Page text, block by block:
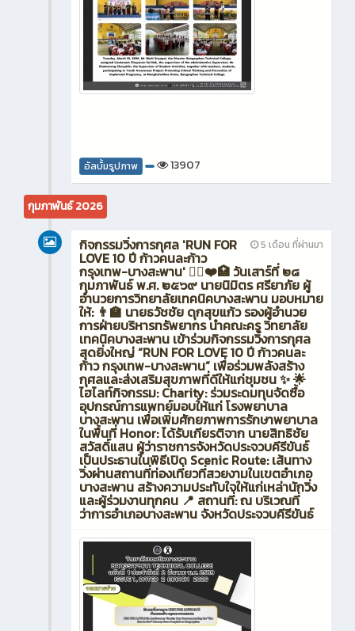
อัลบั้มรูปภาพ 13907
กุมภาพันธ์ 2026
5 เดือน ที่ผ่านมา
กิจกรรมวิ่งการกุศล 'RUN FOR
LOVE 10 ปี ก้าวคนละก้าว
กรุงเทพ-บางสะพาน' 🏃‍♂️❤️🏥 วันเสาร์ที่ ๒๘
กุมภาพันธ์ พ.ศ. ๒๕๖๙ นายนิมิตร ศรียาภัย ผู้
อำนวยการวิทยาลัยเทคนิคบางสะพาน มอบหมาย
ให้: 👨‍🏫 นายธวัชชัย ดุกสุขแก้ว รองผู้อำนวย
การฝ่ายบริหารทรัพยากร นำคณะครู วิทยาลัย
เทคนิคบางสะพาน เข้าร่วมกิจกรรมวิ่งการกุศล
สุดยิ่งใหญ่ “RUN FOR LOVE 10 ปี ก้าวคนละ
ก้าว กรุงเทพ-บางสะพาน” เพื่อร่วมพลังสร้าง
กุศลและส่งเสริมสุขภาพที่ดีให้แก่ชุมชน ✨ 🌟
ไฮไลท์กิจกรรม: Charity: ร่วมระดมทุนจัดซื้อ
อุปกรณ์การแพทย์มอบให้แก่ โรงพยาบาล
บางสะพาน เพื่อเพิ่มศักยภาพการรักษาพยาบาล
ในพื้นที่ Honor: ได้รับเกียรติจาก นายสิทธิชัย
สวัสดิ์แสน ผู้ว่าราชการจังหวัดประจวบคีรีขันธ์
เป็นประธานในพิธีเปิด Scenic Route: เส้นทาง
วิ่งผ่านสถานที่ท่องเที่ยวที่สวยงามในเขตอำเภอ
บางสะพาน สร้างความประทับใจให้แก่เหล่านักวิ่ง
และผู้ร่วมงานทุกคน 📍 สถานที่: ณ บริเวณที่
ว่าการอำเภอบางสะพาน จังหวัดประจวบคีรีขันธ์